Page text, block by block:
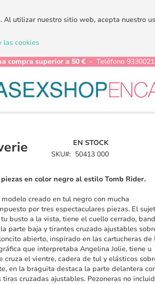
utilizar nuestro sitio web, acepta nuestro
las cookies
compra superior a 50 € - Teléfono
EN STOCK
SKU
50413 000
en color negro al estilo Tomb Rider.
creado en tul negro con mucha
por tres espectaculares piezas. El
busto a la vista, tiene el cuello cerrado,
parte baja y tirantes cruzado ajustables
abierto, inspirado en las cartucheras de
que interpretaba Angelina Jolie, tiene u
cruza el vientre, cadera de tul y elásticos
en la braguita destaca la parte delantera
cruzadas ajustables. Pezoneras no